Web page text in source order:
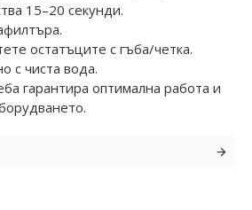
15–20 секунди.
остатъците с гъба/четка.
с чиста вода.
гарантира оптимална работа и